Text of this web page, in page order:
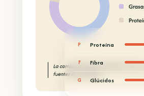
P Proteína
F Fibra
G Glúcidos